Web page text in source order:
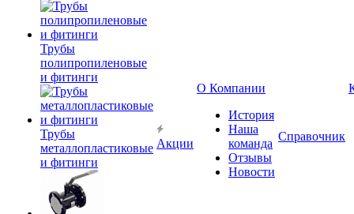
Трубы
полипропиленовые
и фитинги
Трубы
металлопластиковые
и фитинги
Акции
О Компании
История
Наша
команда
Отзывы
Новости
Справочник